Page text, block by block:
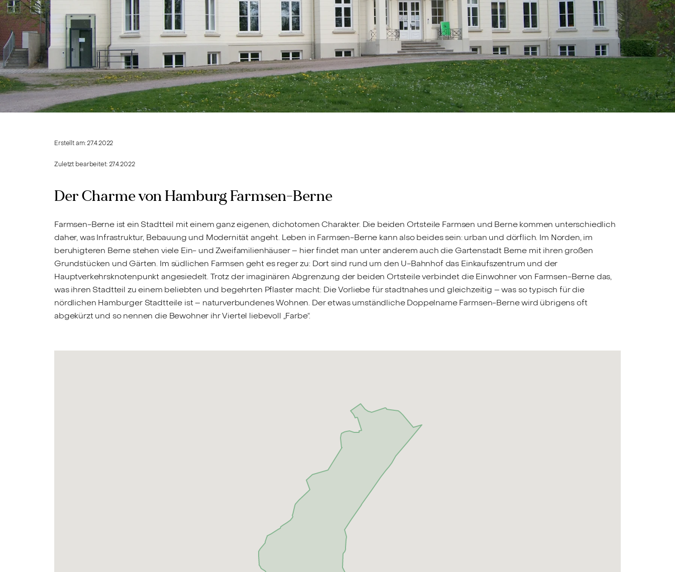
Erstellt am:27.4.2022
Zuletzt bearbeitet:27.4.2022
Der Charme von Hamburg Farmsen-Berne
Farmsen-Berne ist ein Stadtteil mit einem ganz eigenen, dichotomen Charakter. Die beiden Ortsteile Farmsen und Berne kommen unterschiedlich
daher, was Infrastruktur, Bebauung und Modernität angeht. Leben in Farmsen-Berne kann also beides sein: urban und dörflich. Im Norden, im
beruhigteren Berne stehen viele Ein- und Zweifamilienhäuser – hier findet man unter anderem auch die Gartenstadt Berne mit ihren großen
Grundstücken und Gärten. Im südlichen Farmsen geht es reger zu: Dort sind rund um den U-Bahnhof das Einkaufszentrum und der
Hauptverkehrsknotenpunkt angesiedelt. Trotz der imaginären Abgrenzung der beiden Ortsteile verbindet die Einwohner von Farmsen-Berne das,
was ihren Stadtteil zu einem beliebten und begehrten Pflaster macht: Die Vorliebe für stadtnahes und gleichzeitig – was so typisch für die
nördlichen Hamburger Stadtteile ist – naturverbundenes Wohnen. Der etwas umständliche Doppelname Farmsen-Berne wird übrigens oft
abgekürzt und so nennen die Bewohner ihr Viertel liebevoll „Farbe“.